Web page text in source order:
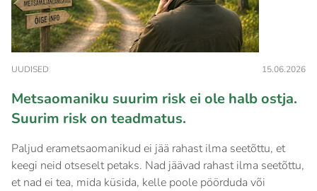
UUDISED 15.06.2026
Metsaomaniku suurim risk ei ole halb ostja.
Suurim risk on teadmatus.
Paljud erametsaomanikud ei jää rahast ilma seetõttu, et
keegi neid otseselt petaks. Nad jäävad rahast ilma seetõttu,
et nad ei tea, mida küsida, kelle poole pöörduda või